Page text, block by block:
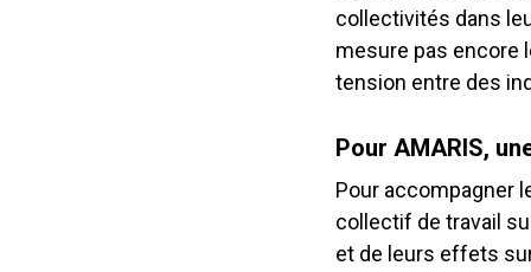
collectivités dans
mesure pas encore
tension entre des
Pour AMARIS,
Pour accompagner
collectif de travail
et de leurs effets